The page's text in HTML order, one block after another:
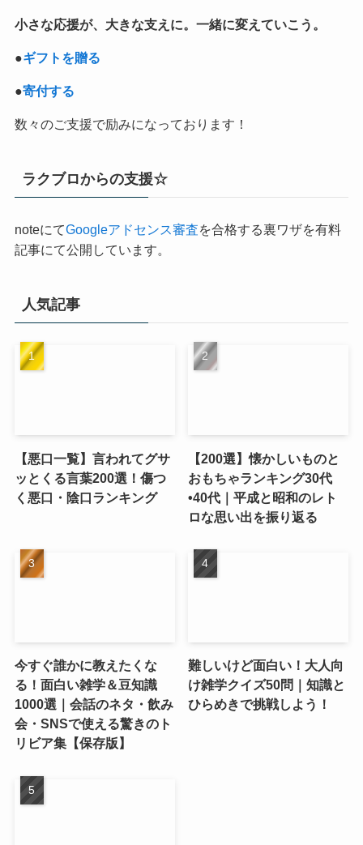
小さな応援が、大きな支えに。一緒に変えていこう。
●ギフトを贈る
●寄付する
数々のご支援で励みになっております！
ラクブロからの支援☆
noteにてGoogleアドセンス審査を合格する裏ワザを有料
記事にて公開しています。
人気記事
【悪口一覧】言われてグサ
ッとくる言葉200選！傷つ
く悪口・陰口ランキング
【200選】懐かしいものと
おもちゃランキング30代
•40代｜平成と昭和のレト
ロな思い出を振り返る
今すぐ誰かに教えたくな
る！面白い雑学＆豆知識
1000選｜会話のネタ・飲み
会・SNSで使える驚きのト
リビア集【保存版】
難しいけど面白い！大人向
け雑学クイズ50問｜知識と
ひらめきで挑戦しよう！